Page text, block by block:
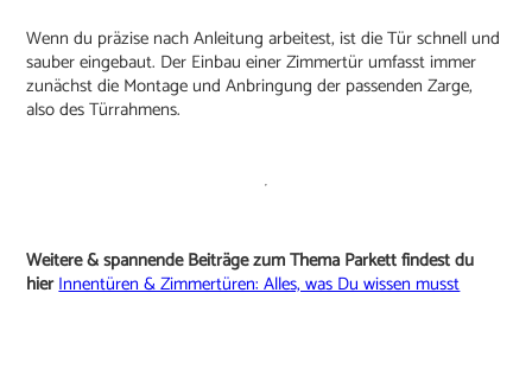
Wenn du präzise nach Anleitung arbeitest, ist die Tür schnell und
sauber eingebaut. Der Einbau einer Zimmertür umfasst immer
zunächst die Montage und Anbringung der passenden Zarge,
also des Türrahmens.
Weitere & spannende Beiträge zum Thema Parkett findest du
hierInnentüren & Zimmertüren: Alles, was Du wissen musst